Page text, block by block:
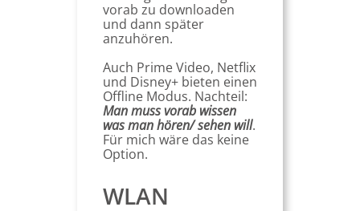
vorab zu downloaden
und dann später
anzuhören.
Auch Prime Video, Netflix
und Disney+ bieten einen
Offline Modus. Nachteil:
Man muss vorab wissen
was man hören/ sehen will.
Für mich wäre das keine
Option.
WLAN